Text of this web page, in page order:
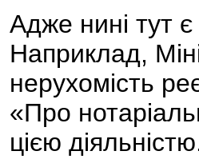
Адже нині тут
Наприклад,
нерухомість
«Про
цією